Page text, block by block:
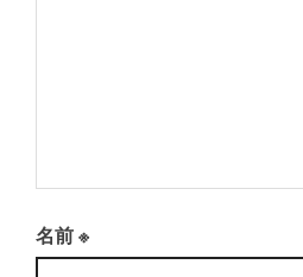
名前※